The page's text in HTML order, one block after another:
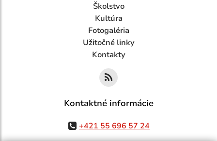
Školstvo
Kultúra
Fotogaléria
Užitočné linky
Kontakty
Kontaktné informácie
+421 55 696 57 24